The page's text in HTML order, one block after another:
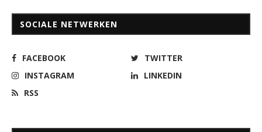
SOCIALE NETWERKEN
FACEBOOK
TWITTER
INSTAGRAM
LINKEDIN
RSS